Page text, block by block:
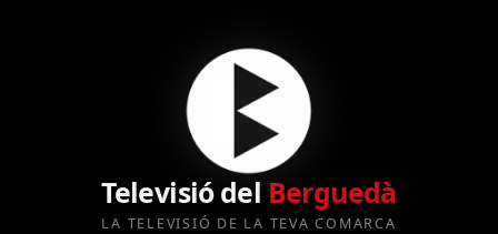
Televisió del Berguedà
LA TELEVISIÓ DE LA TEVA COMARCA